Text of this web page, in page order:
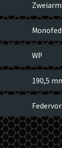
WP
190,5